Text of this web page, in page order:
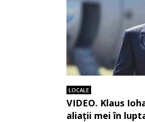
LOCALE
VIDEO. Klaus
aliații mei în